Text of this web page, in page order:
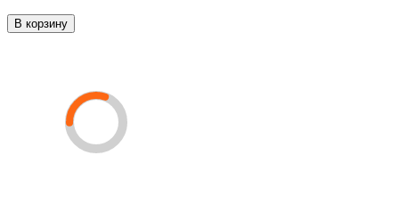
В корзину